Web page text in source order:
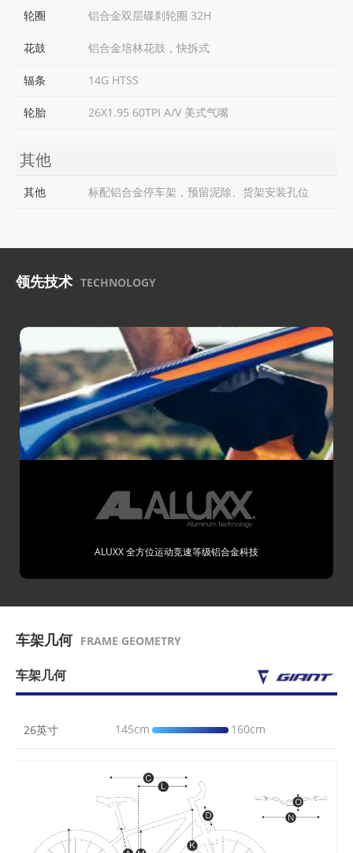
轮圈 铝合金双层碟刹轮圈 32H
花鼓 铝合金培林花鼓，快拆式
辐条 14G HTSS
轮胎 26X1.95 60TPI A/V 美式气嘴
其他
其他 标配铝合金停车架，预留泥除、货架安装孔位
领先技术 TECHNOLOGY
ALUXX 全方位运动竞速等级铝合金科技
车架几何 FRAME GEOMETRY
车架几何
26英寸 145cm 160cm